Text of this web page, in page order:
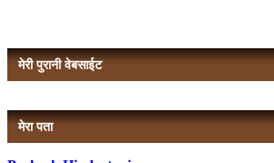
मेरी पुरानी वेबसाईट
मेरा पता